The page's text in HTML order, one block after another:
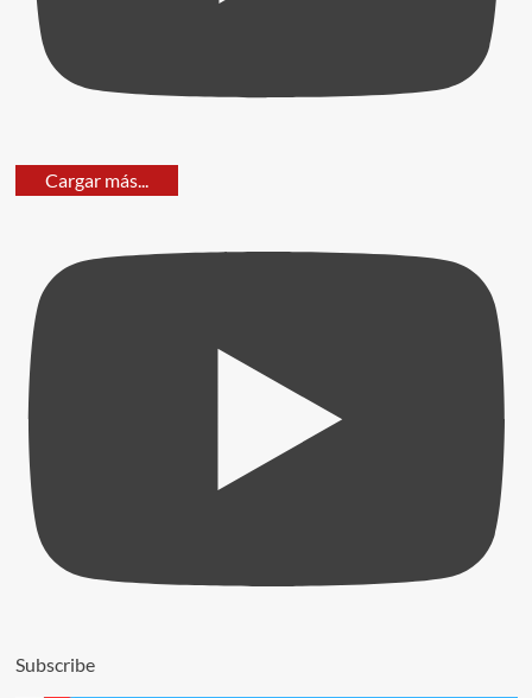
Cargar más...
Subscribe